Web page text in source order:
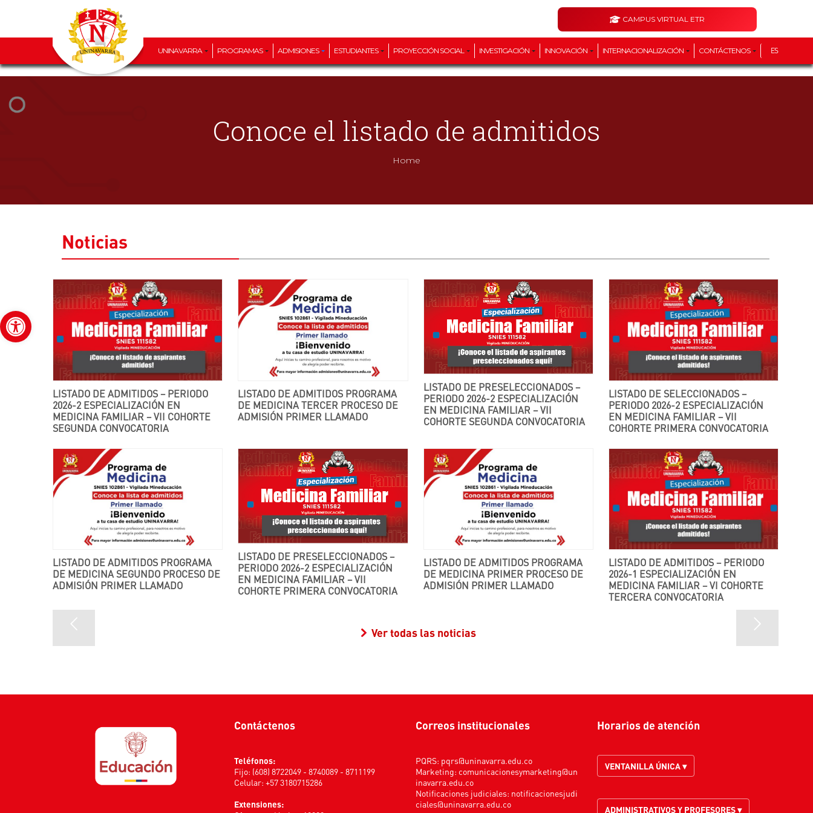
Abrir barra de herramientas
CAMPUS VIRTUAL ETR
UNINAVARRA PROGRAMAS ADMISIONES ESTUDIANTES PROYECCIÓN SOCIAL INVESTIGACIÓN INNOVACIÓN INTERNACIONALIZACIÓN CONTÁCTENOS ES
Conoce el listado de admitidos
Home
Noticias
LISTADO DE ADMITIDOS – PERIODO
2026-2 ESPECIALIZACIÓN EN
MEDICINA FAMILIAR – VII COHORTE
SEGUNDA CONVOCATORIA
LISTADO DE ADMITIDOS PROGRAMA
DE MEDICINA TERCER PROCESO DE
ADMISIÓN PRIMER LLAMADO
LISTADO DE PRESELECCIONADOS –
PERIODO 2026-2 ESPECIALIZACIÓN
EN MEDICINA FAMILIAR – VII
COHORTE SEGUNDA CONVOCATORIA
LISTADO DE SELECCIONADOS –
PERIODO 2026-2 ESPECIALIZACIÓN
EN MEDICINA FAMILIAR – VII
COHORTE PRIMERA CONVOCATORIA
LISTADO DE ADMITIDOS PROGRAMA
DE MEDICINA SEGUNDO PROCESO DE
ADMISIÓN PRIMER LLAMADO
LISTADO DE PRESELECCIONADOS –
PERIODO 2026-2 ESPECIALIZACIÓN
EN MEDICINA FAMILIAR – VII
COHORTE PRIMERA CONVOCATORIA
LISTADO DE ADMITIDOS PROGRAMA
DE MEDICINA PRIMER PROCESO DE
ADMISIÓN PRIMER LLAMADO
LISTADO DE ADMITIDOS – PERIODO
2026-1 ESPECIALIZACIÓN EN
MEDICINA FAMILIAR – VI COHORTE
TERCERA CONVOCATORIA
Ver todas las noticias
Contáctenos
Teléfonos:
Fijo: (608) 8722049 - 8740089 - 8711199
Celular: +57 3180715286
Extensiones:
Correos institucionales
PQRS: pqrs@uninavarra.edu.co
Marketing: comunicacionesymarketing@un
inavarra.edu.co
Notificaciones judiciales: notificacionesjudi
ciales@uninavarra.edu.co
Horarios de atención
VENTANILLA ÚNICA ▾
ADMINISTRATIVOS Y PROFESORES ▾